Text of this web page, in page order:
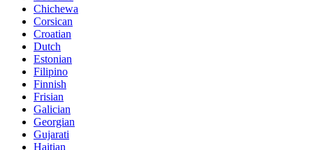
Chichewa
Corsican
Croatian
Dutch
Estonian
Filipino
Finnish
Frisian
Galician
Georgian
Gujarati
Haitian